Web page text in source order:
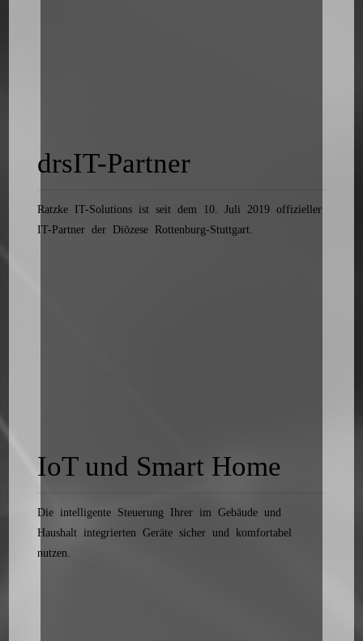
drsIT-Partner
Ratzke IT-Solutions ist seit dem 10. Juli 2019 offizieller
IT-Partner der Diözese Rottenburg-Stuttgart.
IoT und Smart Home
Die intelligente Steuerung Ihrer im Gebäude und
Haushalt integrierten Geräte sicher und komfortabel
nutzen.